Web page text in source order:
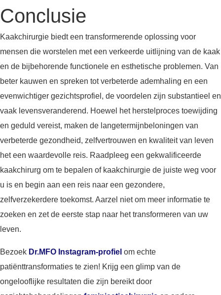
Conclusie
Kaakchirurgie biedt een transformerende oplossing voor
mensen die worstelen met een verkeerde uitlijning van de kaak
en de bijbehorende functionele en esthetische problemen. Van
beter kauwen en spreken tot verbeterde ademhaling en een
evenwichtiger gezichtsprofiel, de voordelen zijn substantieel en
vaak levensveranderend. Hoewel het herstelproces toewijding
en geduld vereist, maken de langetermijnbeloningen van
verbeterde gezondheid, zelfvertrouwen en kwaliteit van leven
het een waardevolle reis. Raadpleeg een gekwalificeerde
kaakchirurg om te bepalen of kaakchirurgie de juiste weg voor
u is en begin aan een reis naar een gezondere,
zelfverzekerdere toekomst. Aarzel niet om meer informatie te
zoeken en zet de eerste stap naar het transformeren van uw
leven.
Bezoek Dr.MFO Instagram-profiel om echte
patiënttransformaties te zien! Krijg een glimp van de
ongelooflijke resultaten die zijn bereikt door